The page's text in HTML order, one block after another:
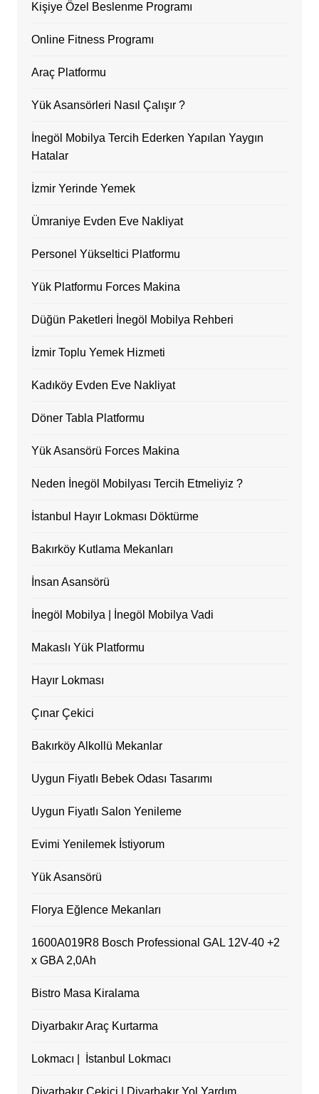
Kişiye Özel Beslenme Programı
Online Fitness Programı
Araç Platformu
Yük Asansörleri Nasıl Çalışır ?
İnegöl Mobilya Tercih Ederken Yapılan Yaygın
Hatalar
İzmir Yerinde Yemek
Ümraniye Evden Eve Nakliyat
Personel Yükseltici Platformu
Yük Platformu Forces Makina
Düğün Paketleri İnegöl Mobilya Rehberi
İzmir Toplu Yemek Hizmeti
Kadıköy Evden Eve Nakliyat
Döner Tabla Platformu
Yük Asansörü Forces Makina
Neden İnegöl Mobilyası Tercih Etmeliyiz ?
İstanbul Hayır Lokması Döktürme
Bakırköy Kutlama Mekanları
İnsan Asansörü
İnegöl Mobilya | İnegöl Mobilya Vadi
Makaslı Yük Platformu
Hayır Lokması
Çınar Çekici
Bakırköy Alkollü Mekanlar
Uygun Fiyatlı Bebek Odası Tasarımı
Uygun Fiyatlı Salon Yenileme
Evimi Yenilemek İstiyorum
Yük Asansörü
Florya Eğlence Mekanları
1600A019R8 Bosch Professional GAL 12V-40 +2
x GBA 2,0Ah
Bistro Masa Kiralama
Diyarbakır Araç Kurtarma
Lokmacı | İstanbul Lokmacı
Diyarbakır Çekici | Diyarbakır Yol Yardım